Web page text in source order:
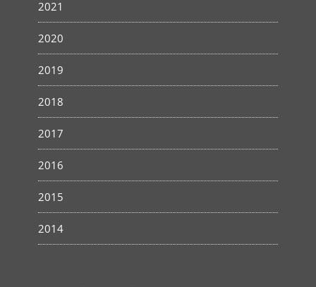
2021
2020
2019
2018
2017
2016
2015
2014